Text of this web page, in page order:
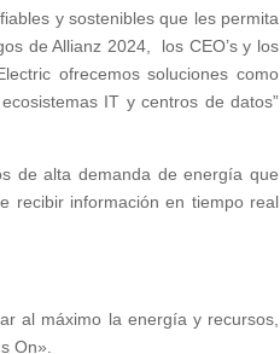
y sostenibles que les permita
de Allianz 2024, los CEO’s y los
ofrecemos soluciones como
IT y centros de datos”
de alta demanda de energía que
recibir información en tiempo real
al máximo la energía y recursos,
On».